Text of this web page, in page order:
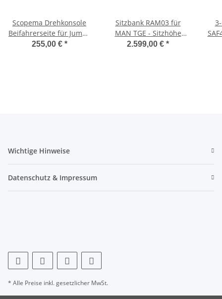
Scopema Drehkonsole
Beifahrerseite für Jumpy
/ Expert / Scudo G9 /
255,00 € *
Sitzbank RAM03 für
MAN TGE - Sitzhöhe
57,90 - 2 komfortable
2.599,00 € *
Wichtige Hinweise
Datenschutz & Impressum
* Alle Preise inkl. gesetzlicher MwSt.